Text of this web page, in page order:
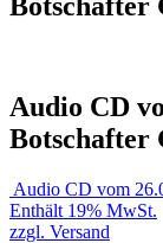
Audio CD
Botschafter
Audio CD vom
Enthält 19% MwSt.
zzgl. Versand